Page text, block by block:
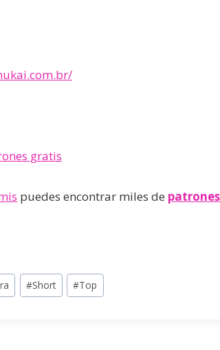
gratis
puedes encontrar miles de
#Short #Top